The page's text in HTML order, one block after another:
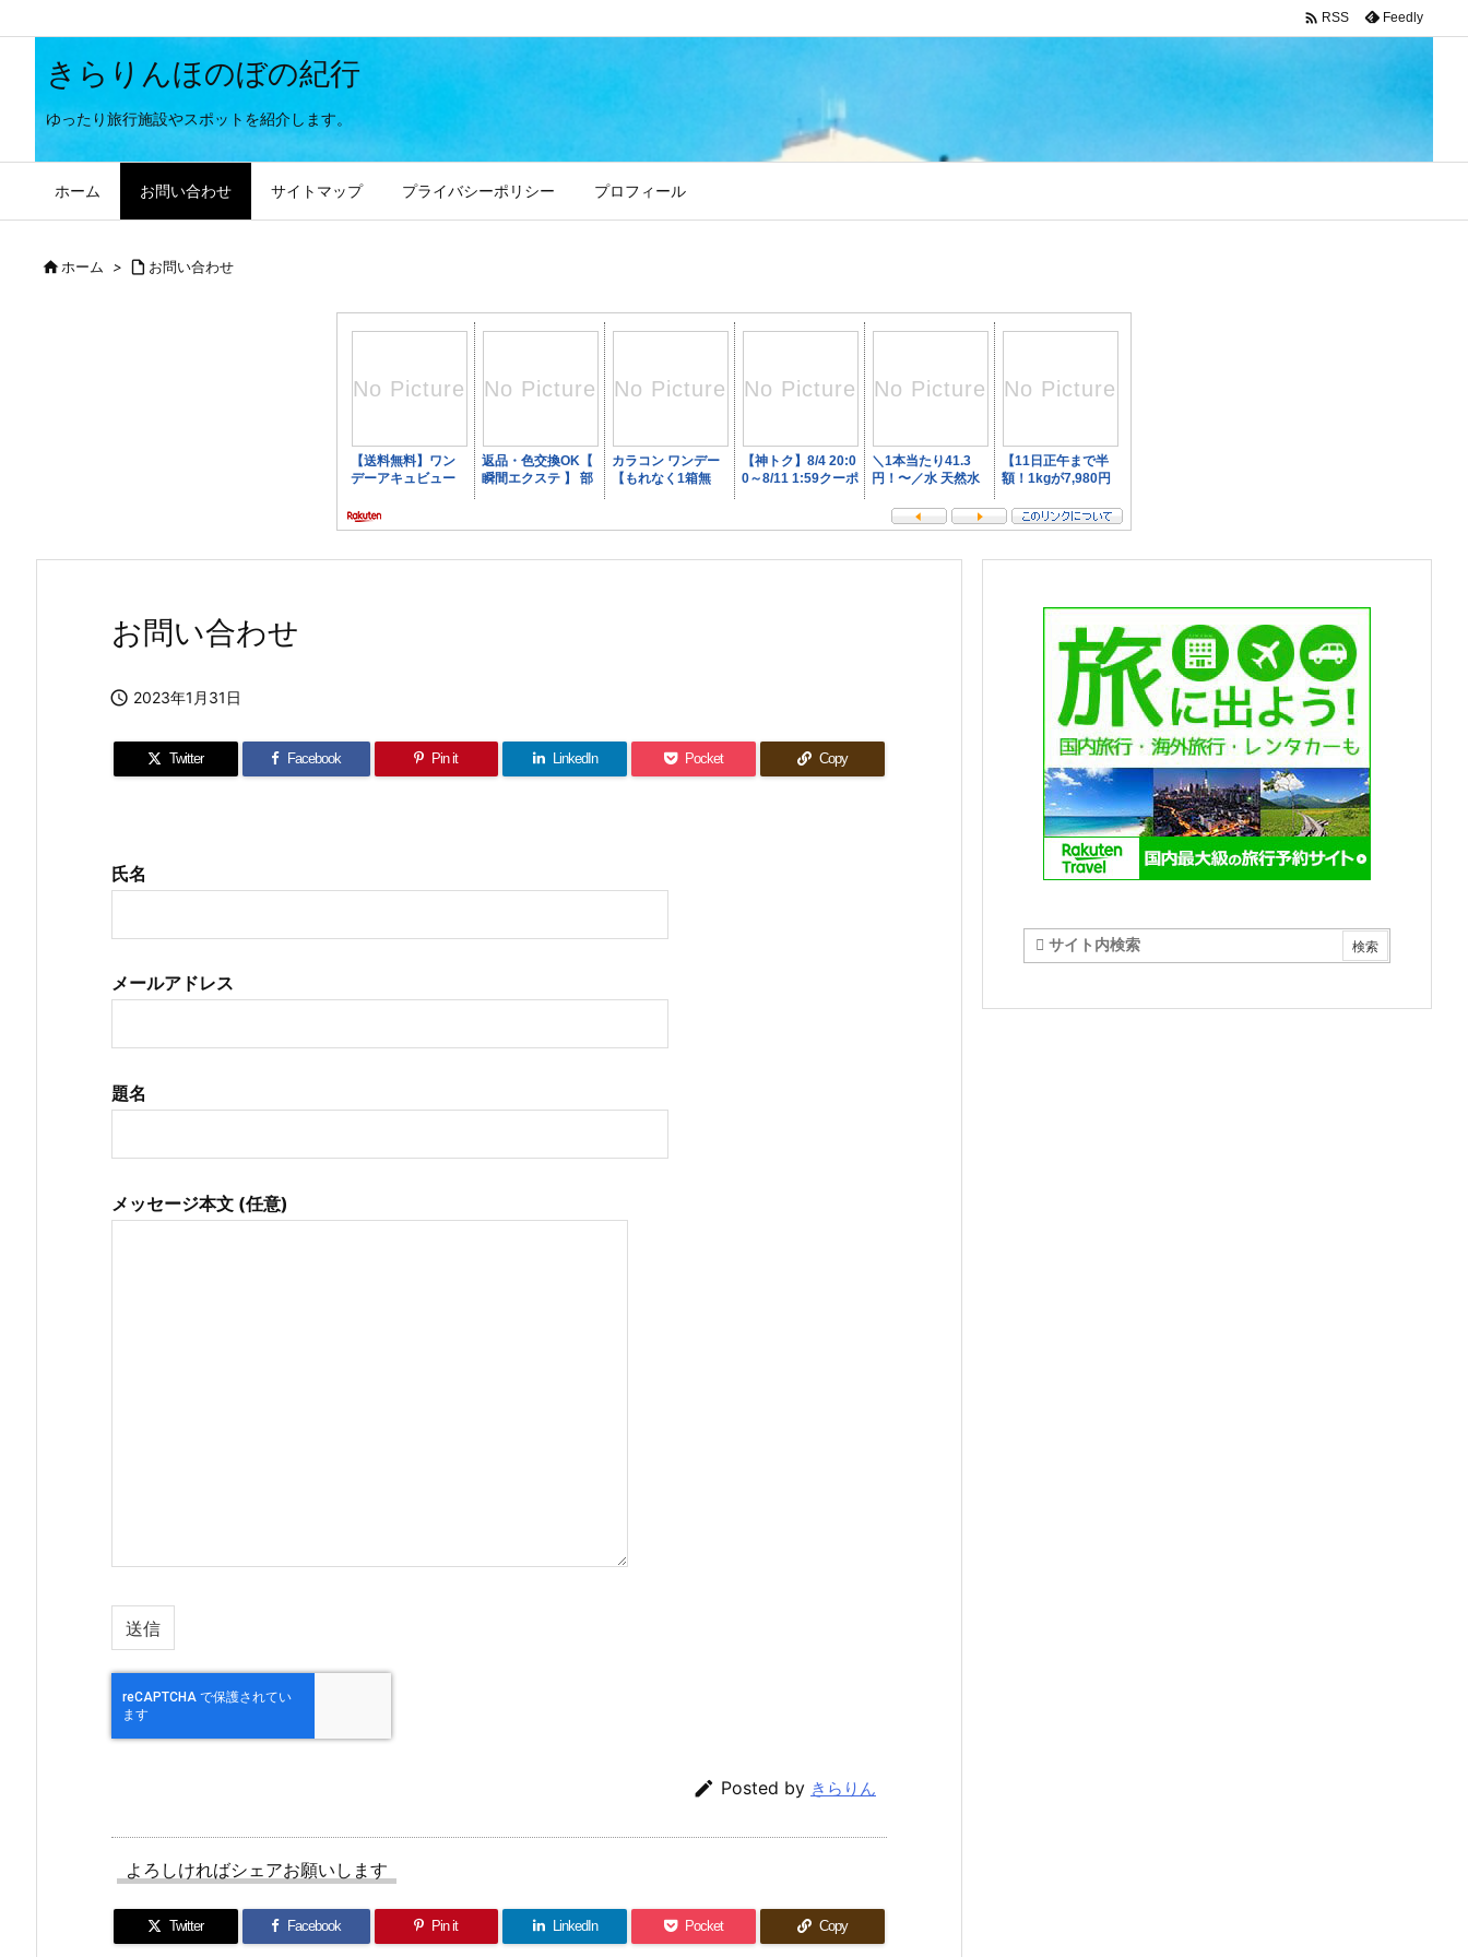
きらりんほのぼの紀行
ゆったり旅行施設やスポットを紹介します。
ホーム お問い合わせ サイトマップ プライバシーポリシー プロフィール
 RSS Feedly
ホーム >  お問い合わせ
お問い合わせ
 2023年1月31日
Twitter Facebook Pin it LinkedIn Pocket Copy
氏名
メールアドレス
題名
メッセージ本文 (任意)
 Posted by きらりん
よろしければシェアお願いします
Twitter Facebook Pin it LinkedIn Pocket Copy